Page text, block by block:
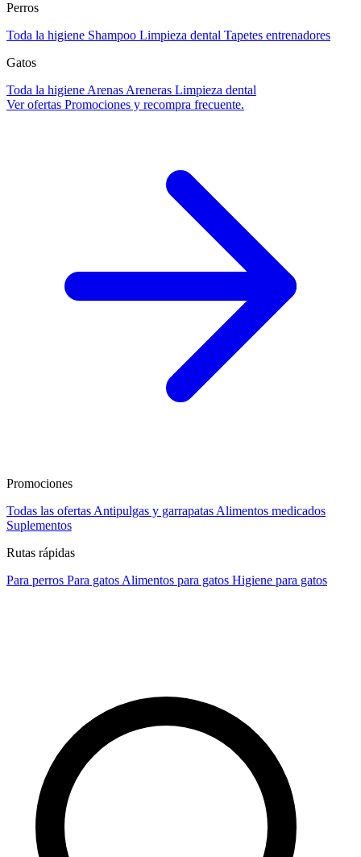
Perros
Toda la higiene Shampoo Limpieza dental Tapetes entrenadores
Gatos
Toda la higiene Arenas Areneras Limpieza dental
Ver ofertas Promociones y recompra frecuente.
Promociones
Todas las ofertas Antipulgas y garrapatas Alimentos medicados
Suplementos
Rutas rápidas
Para perros Para gatos Alimentos para gatos Higiene para gatos